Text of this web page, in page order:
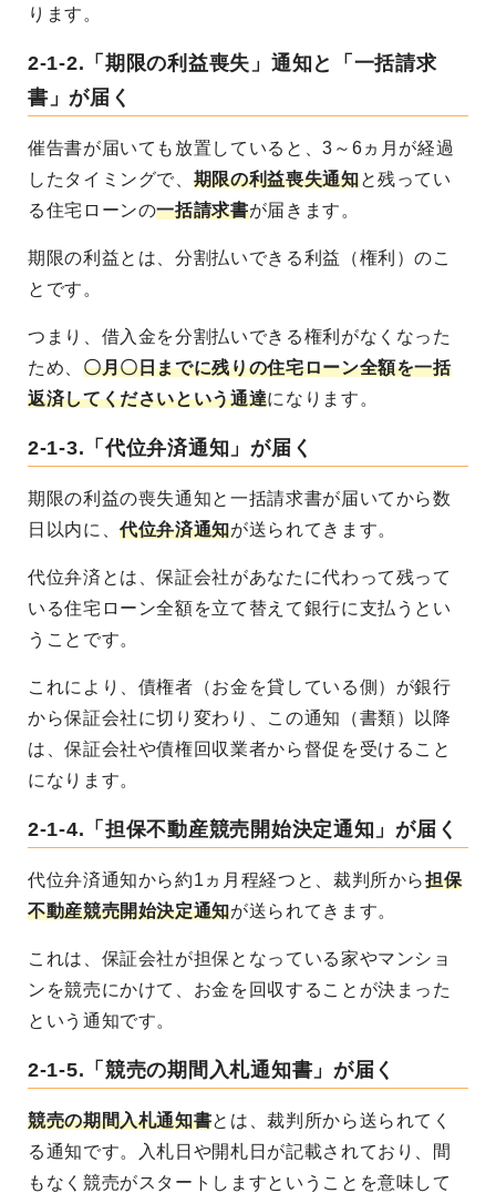
ります。
2-1-2.「期限の利益喪失」通知と「一括請求
書」が届く
催告書が届いても放置していると、3～6ヵ月が経過
したタイミングで、 期限の利益喪失通知と残ってい
る住宅ローンの一括請求書が届きます。
期限の利益とは、分割払いできる利益（権利）のこ
とです。
つまり、借入金を分割払いできる権利がなくなった
ため、 〇月〇日までに残りの住宅ローン全額を一括
返済してくださいという通達になります。
2-1-3.「代位弁済通知」が届く
期限の利益の喪失通知と一括請求書が届いてから数
日以内に、代位弁済通知が送られてきます。
代位弁済とは、保証会社があなたに代わって残って
いる住宅ローン全額を立て替えて銀行に支払うとい
うことです。
これにより、債権者（お金を貸している側）が銀行
から保証会社に切り変わり、この通知（書類）以降
は、保証会社や債権回収業者から督促を受けること
になります。
2-1-4.「担保不動産競売開始決定通知」が届く
代位弁済通知から約1ヵ月程経つと、裁判所から担保
不動産競売開始決定通知が送られてきます。
これは、保証会社が担保となっている家やマンショ
ンを競売にかけて、お金を回収することが決まった
という通知です。
2-1-5.「競売の期間入札通知書」が届く
競売の期間入札通知書とは、裁判所から送られてく
る通知です。入札日や開札日が記載されており、間
もなく競売がスタートしますということを意味して